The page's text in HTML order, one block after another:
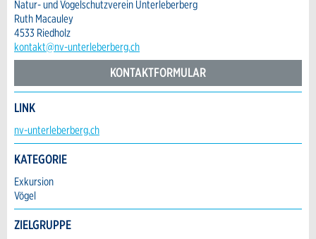
* Eingabe erforderlich
ANZEIGE WEITEREMPFEHLEN
Schliessen
Firma / Organisation:
Strasse und Nr. *:
PLZ / Ort *:
Natur- und Vogelschutzverein Unterleberberg
Ruth Macauley
4533 Riedholz
kontakt@nv-unterleberberg.ch
KONTAKTFORMULAR
Kontakt
Verfassen Sie eine Nachricht für die Kontaktpersonen dieser
Anzeige.
LINK
nv-unterleberberg.ch
KATEGORIE
Exkursion
Vögel
ZIELGRUPPE